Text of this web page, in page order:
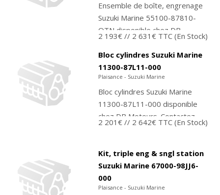
Ensemble de boîte, engrenage
Suzuki Marine 55100-87810-
QTN disponible chez DB
Moteurs. Contactez-nous pour
commander ou achetez
directement sur notre...
2 193€ // 2 631€ TTC (En Stock)
Bloc cylindres Suzuki Marine
11300-87L11-000
Plaisance - Suzuki Marine
Bloc cylindres Suzuki Marine
11300-87L11-000 disponible
chez DB Moteurs. Contactez-
nous pour commander ou
boutique PMTO...
2 201€ // 2 642€ TTC (En Stock)
Kit, triple eng & sngl station
Suzuki Marine 67000-98JJ6-
000
Plaisance - Suzuki Marine